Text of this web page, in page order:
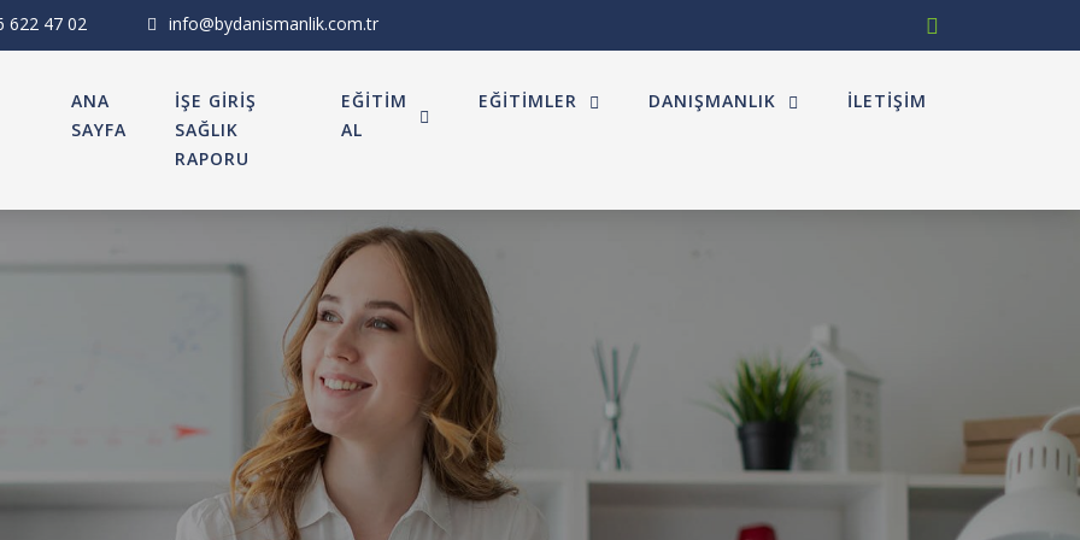
622 47 02 info@bydanismanlik.com.tr
ANA
SAYFA
İŞE GİRİŞ
SAĞLIK
RAPORU
EĞİTİM
AL
EĞİTİMLER DANIŞMANLIK İLETIŞIM